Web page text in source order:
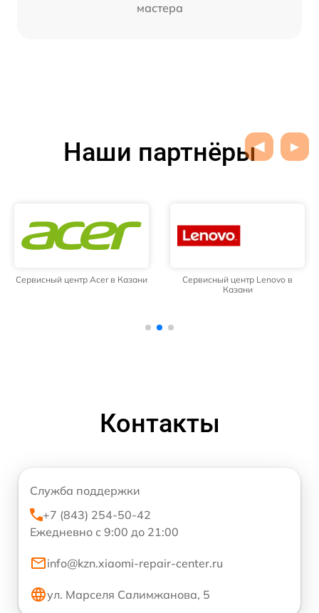
мастера
Наши партнёры
Сервисный центр Acer в Казани
Сервисный центр Lenovo в
Казани
Контакты
Служба поддержки
+7 (843) 254-50-42
Ежедневно с 9:00 до 21:00
info@kzn.xiaomi-repair-center.ru
ул. Марселя Салимжанова, 5